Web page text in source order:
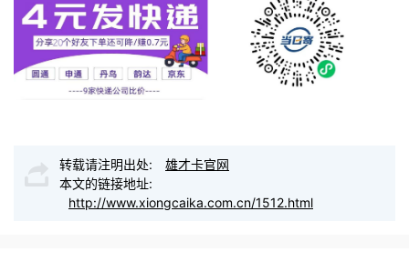
转载请注明出处:
雄才卡官网
本文的链接地址:
http://www.xiongcaika.com.cn/1512.html